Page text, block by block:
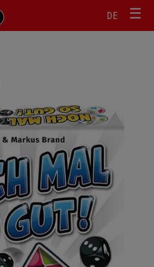
☰
DE
Suchbegriffe